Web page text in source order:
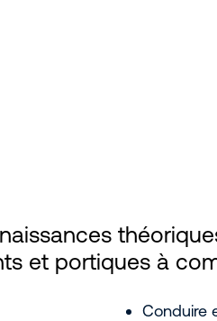
et portiques à
Conduire